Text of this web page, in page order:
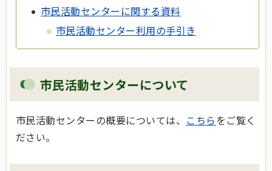
市民活動センターに関する資料
市民活動センター利用の手引き
市民活動センターについて
市民活動センターの概要については、 こちらをご覧く
ださい。